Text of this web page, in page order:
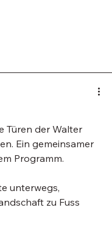
Türen der Walter
Ein gemeinsamer
Programm.
unterwegs,
zu Fuss